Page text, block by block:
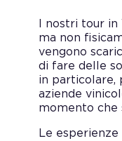
I nostri tour in
ma non
vengono
di fare delle
in particolare,
aziende
momento che
Le